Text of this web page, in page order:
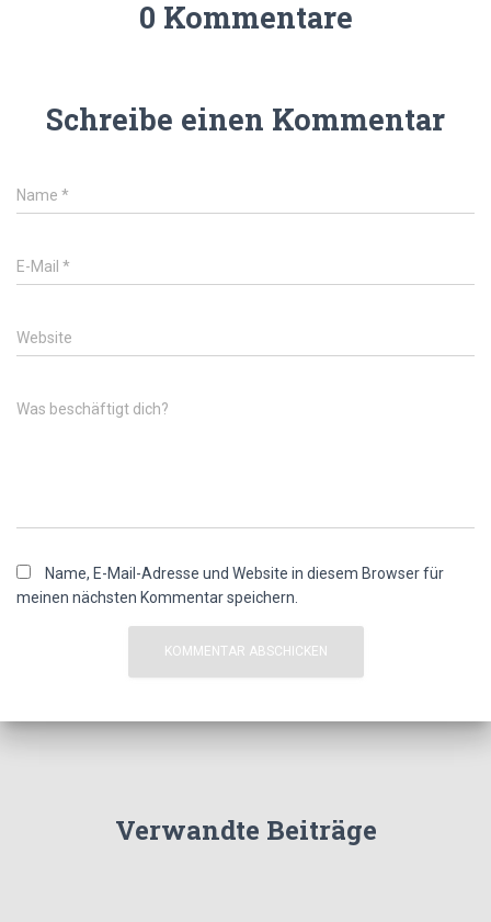
0 Kommentare
Schreibe einen Kommentar
Name *
E-Mail *
Website
Was beschäftigt dich?
Name, E-Mail-Adresse und Website in diesem Browser für
meinen nächsten Kommentar speichern.
Verwandte Beiträge